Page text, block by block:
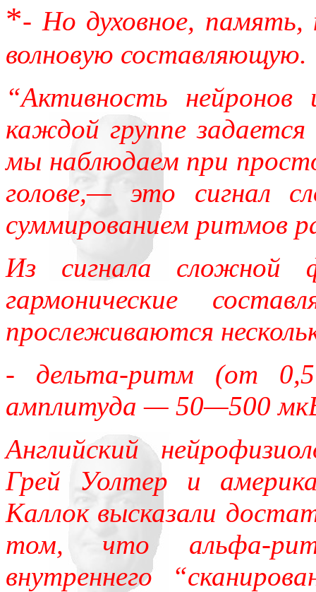
подсознаний в
то, знаемом и рожденном
нигде уточнять и
*- Но духовное,
волновую составляющую.
“Активность нейронов
каждой группе
мы наблюдаем при
голове,— это сигнал
суммированием ритмов
Из сигнала сложной
гармонические
прослеживаются
- дельта-ритм (от 0,5
амплитуда — 50—500
Английский
Грей Уолтер и
Каллок высказали
том, что альфа-
внутреннего